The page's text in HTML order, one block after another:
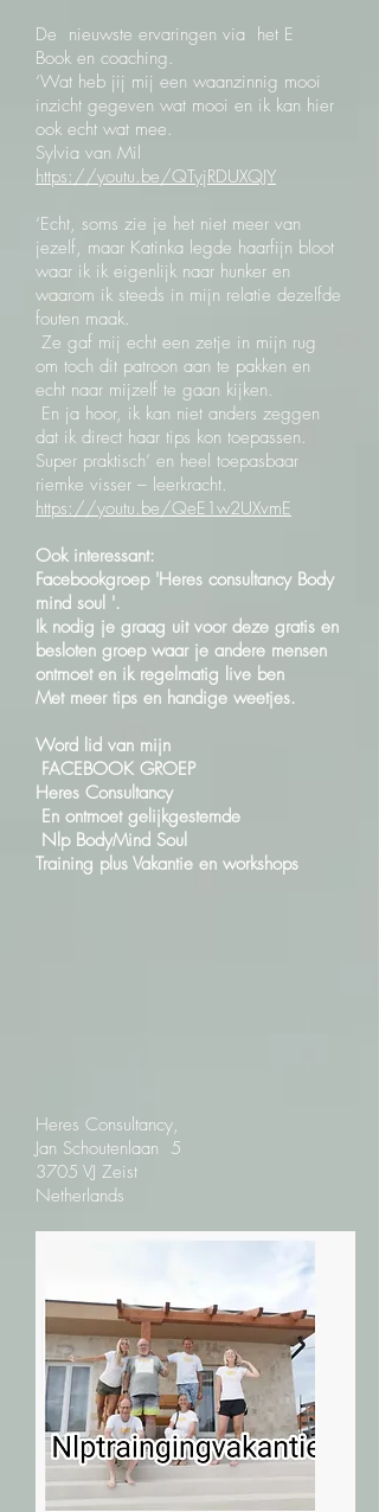
De nieuwste ervaringen via het E
Book en coaching.
‘Wat heb jij mij een waanzinnig mooi
inzicht gegeven wat mooi en ik kan hier
ook echt wat mee.
Sylvia van Mil
https://youtu.be/QTyjRDUXQJY
‘Echt, soms zie je het niet meer van
jezelf, maar Katinka legde haarfijn bloot
waar ik ik eigenlijk naar hunker en
waarom ik steeds in mijn relatie dezelfde
fouten maak.
Ze gaf mij echt een zetje in mijn rug
om toch dit patroon aan te pakken en
echt naar mijzelf te gaan kijken.
En ja hoor, ik kan niet anders zeggen
dat ik direct haar tips kon toepassen.
Super praktisch’ en heel toepasbaar
riemke visser – leerkracht.
https://youtu.be/QeE1w2UXvmE
Ook interessant:
Facebookgroep 'Heres consultancy Body
mind soul '.
Ik nodig je graag uit voor deze gratis en
besloten groep waar je andere mensen
ontmoet en ik regelmatig live ben
Met meer tips en handige weetjes.
Word lid van mijn
FACEBOOK GROEP
Heres Consultancy
En ontmoet gelijkgestemde
Nlp BodyMind Soul
Training plus Vakantie en workshops
Heres Consultancy,
Jan Schoutenlaan 5
3705 VJ Zeist
Netherlands